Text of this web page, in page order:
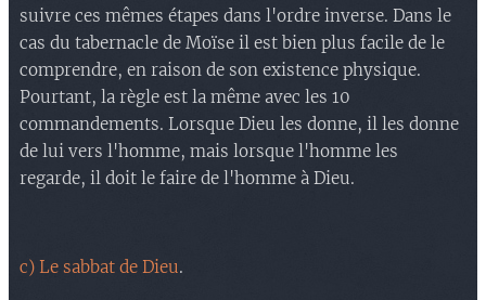
suivre ces mêmes étapes dans l'ordre inverse. Dans le
cas du tabernacle de Moïse il est bien plus facile de le
comprendre, en raison de son existence physique.
Pourtant, la règle est la même avec les 10
commandements. Lorsque Dieu les donne, il les donne
de lui vers l'homme, mais lorsque l'homme les
regarde, il doit le faire de l'homme à Dieu.
c) Le sabbat de Dieu.